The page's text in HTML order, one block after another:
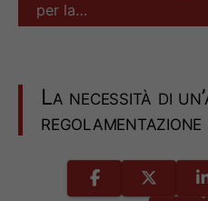
per la…
La necessità di